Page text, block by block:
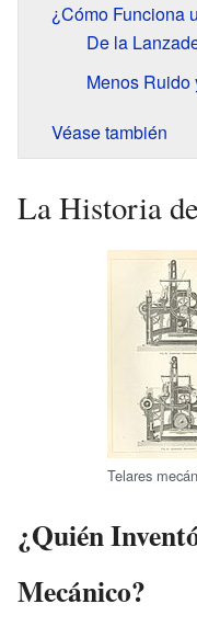
¿Cómo Funciona
De la
Menos Ruido
Véase también
La Historia
Telares
¿Quién
Mecánico?